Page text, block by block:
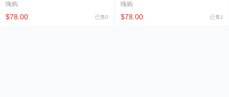
嗨购
$78.00 已售0
嗨购
$78.00 已售1